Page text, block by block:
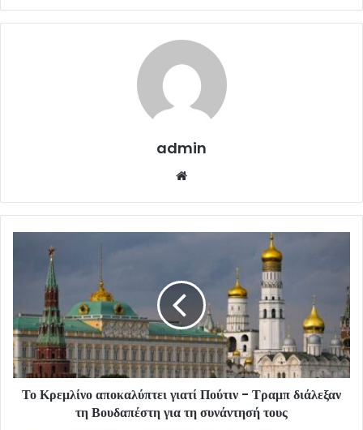
admin
Το Κρεμλίνο αποκαλύπτει γιατί Πούτιν - Τραμπ διάλεξαν
τη Βουδαπέστη για τη συνάντησή τους